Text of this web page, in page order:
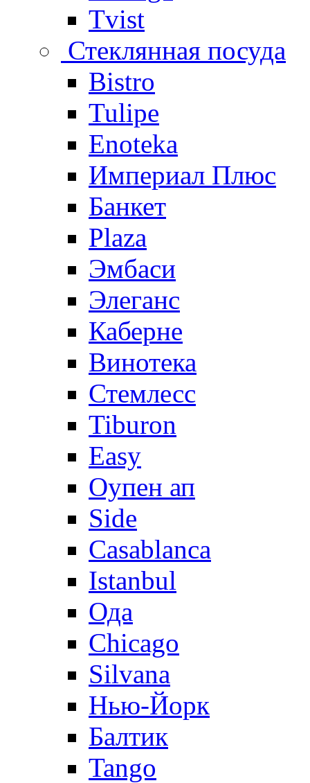
Tvist
Стеклянная посуда
Bistro
Tulipe
Enoteka
Империал Плюс
Банкет
Plaza
Эмбаси
Элеганс
Каберне
Винотека
Стемлесс
Tiburon
Easy
Оупен ап
Side
Casablanca
Istanbul
Ода
Chicago
Silvana
Нью-Йорк
Балтик
Tango